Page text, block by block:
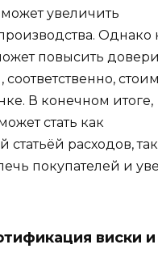
может увеличить
Однако
повысить
В конечном итоге,
стать как
статьёй расходов,
покупателей и
виски